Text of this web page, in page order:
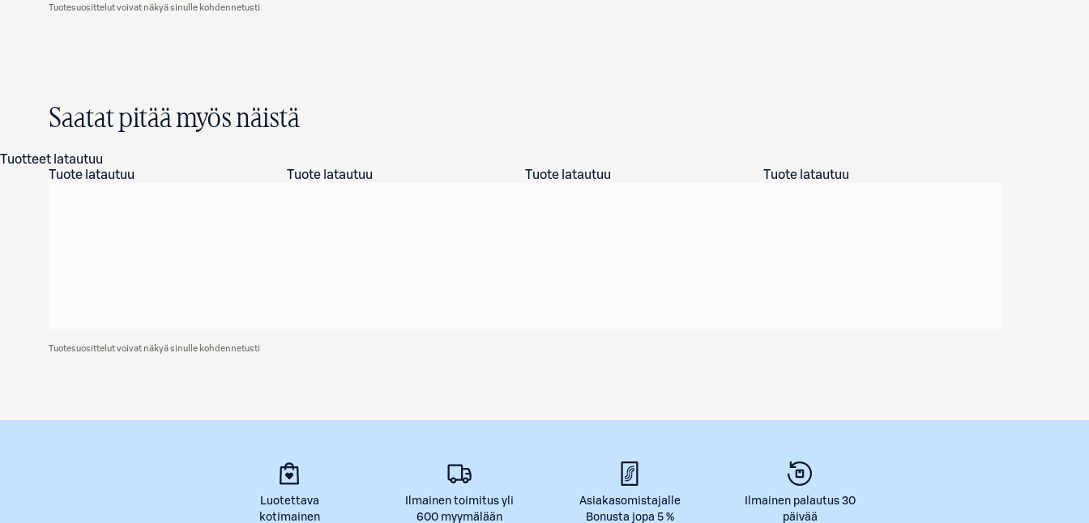
Tuotesuosittelut voivat näkyä sinulle kohdennetusti
Saatat pitää myös näistä
Tuotteet latautuu
Tuote latautuu
Tuote latautuu Tuote latautuu Tuote latautuu
Tuotesuosittelut voivat näkyä sinulle kohdennetusti
Luotettava
kotimainen
Ilmainen toimitus yli
600 myymälään
Asiakasomistajalle
Bonusta jopa 5 %
Ilmainen palautus 30
päivää